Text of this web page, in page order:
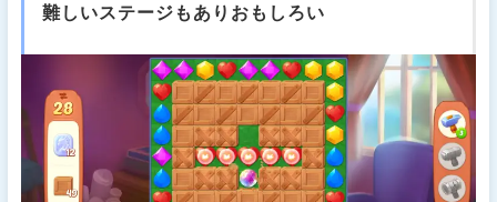
難しいステージもありおもしろい